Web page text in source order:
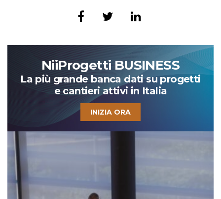
NiiProgetti BUSINESS
La più grande banca dati su progetti
e cantieri attivi in Italia
INIZIA ORA